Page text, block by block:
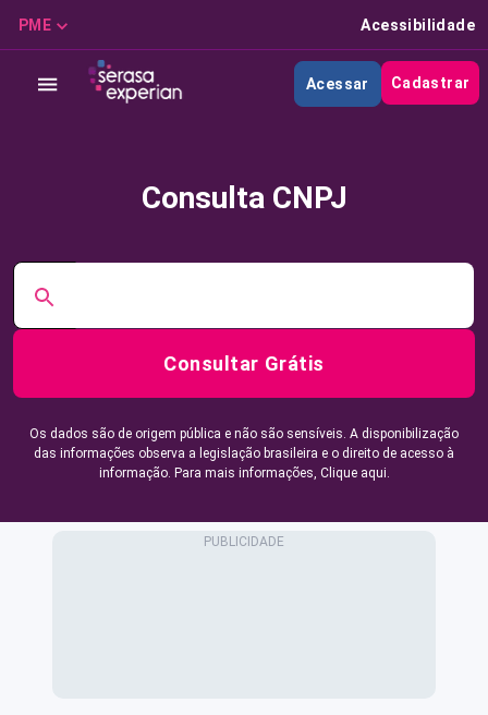
PME Acessibilidade
Acessar Cadastrar
Consulta CNPJ
Consultar Grátis
Os dados são de origem pública e não são sensíveis. A disponibilização
das informações observa a legislação brasileira e o direito de acesso à
informação. Para mais informações, Clique aqui.